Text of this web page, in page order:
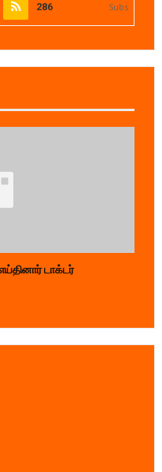
286 Subs
டாக்டர்